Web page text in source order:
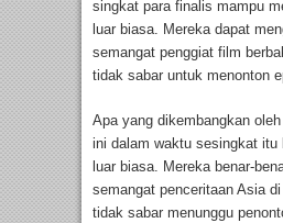
singkat para finalis mampu
luar biasa. Mereka dapat
semangat penggiat film
tidak sabar untuk menonton
Apa yang dikembangkan
ini dalam waktu sesingkat itu
luar biasa. Mereka benar-
semangat penceritaan Asia
tidak sabar menunggu